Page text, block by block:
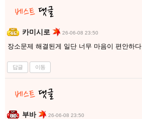
카미시로 26-06-08 23:50
장소문제 해결된게 일단 너무 마음이 편안하다
답글 이동
부바 26-06-08 23:50